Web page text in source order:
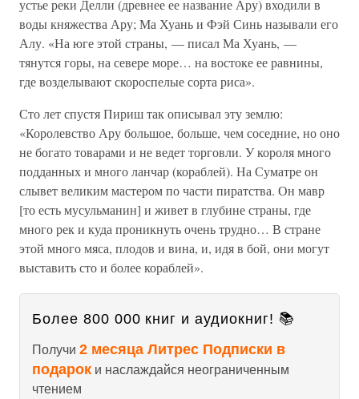
устье реки Делли (древнее ее название Ару) входили в
воды княжества Ару; Ма Хуань и Фэй Синь называли его
Алу. «На юге этой страны, — писал Ма Хуань, —
тянутся горы, на севере море… на востоке ее равнины,
где возделывают скороспелые сорта риса».
Сто лет спустя Пириш так описывал эту землю:
«Королевство Ару большое, больше, чем соседние, но оно
не богато товарами и не ведет торговли. У короля много
подданных и много ланчар (кораблей). На Суматре он
слывет великим мастером по части пиратства. Он мавр
[то есть мусульманин] и живет в глубине страны, где
много рек и куда проникнуть очень трудно… В стране
этой много мяса, плодов и вина, и, идя в бой, они могут
выставить сто и более кораблей».
Более 800 000 книг и аудиокниг! 📚
Получи 2 месяца Литрес Подписки в
подарок и наслаждайся неограниченным
чтением